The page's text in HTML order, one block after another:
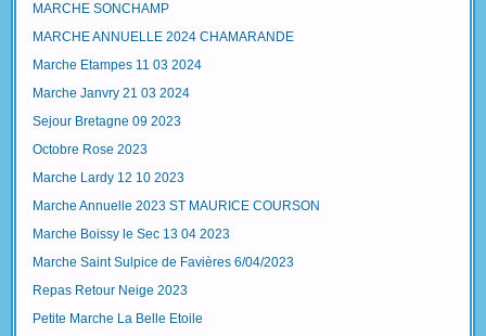
MARCHE SONCHAMP
MARCHE ANNUELLE 2024 CHAMARANDE
Marche Etampes 11 03 2024
Marche Janvry 21 03 2024
Sejour Bretagne 09 2023
Octobre Rose 2023
Marche Lardy 12 10 2023
Marche Annuelle 2023 ST MAURICE COURSON
Marche Boissy le Sec 13 04 2023
Marche Saint Sulpice de Favières 6/04/2023
Repas Retour Neige 2023
Petite Marche La Belle Etoile